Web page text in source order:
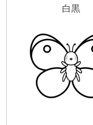
白黒